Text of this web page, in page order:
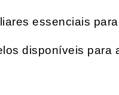
essenciais
disponíveis para